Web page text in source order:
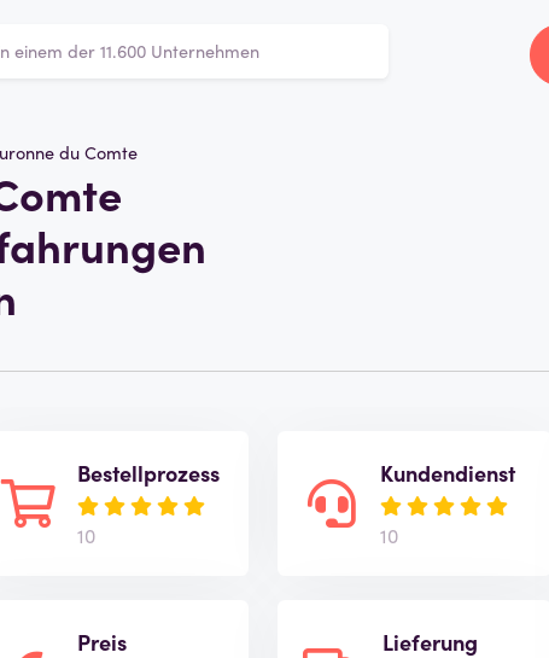
du Comte
Bestellprozess
10
Preis
Kundendienst
10
Lieferung